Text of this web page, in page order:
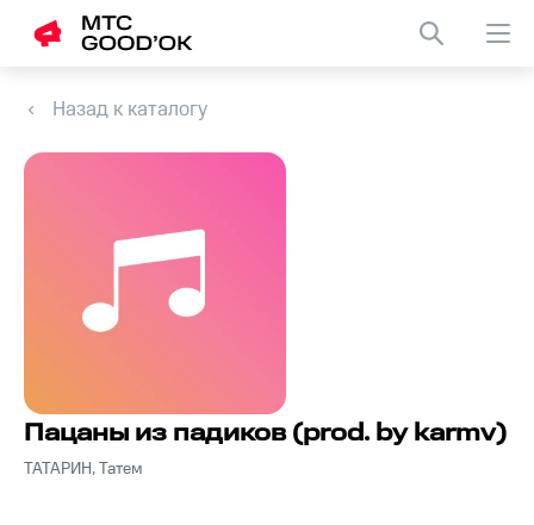
Назад к каталогу
Пацаны из падиков (prod. by karmv)
ТАТАРИН, Татем